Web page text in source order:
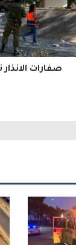
صفارات